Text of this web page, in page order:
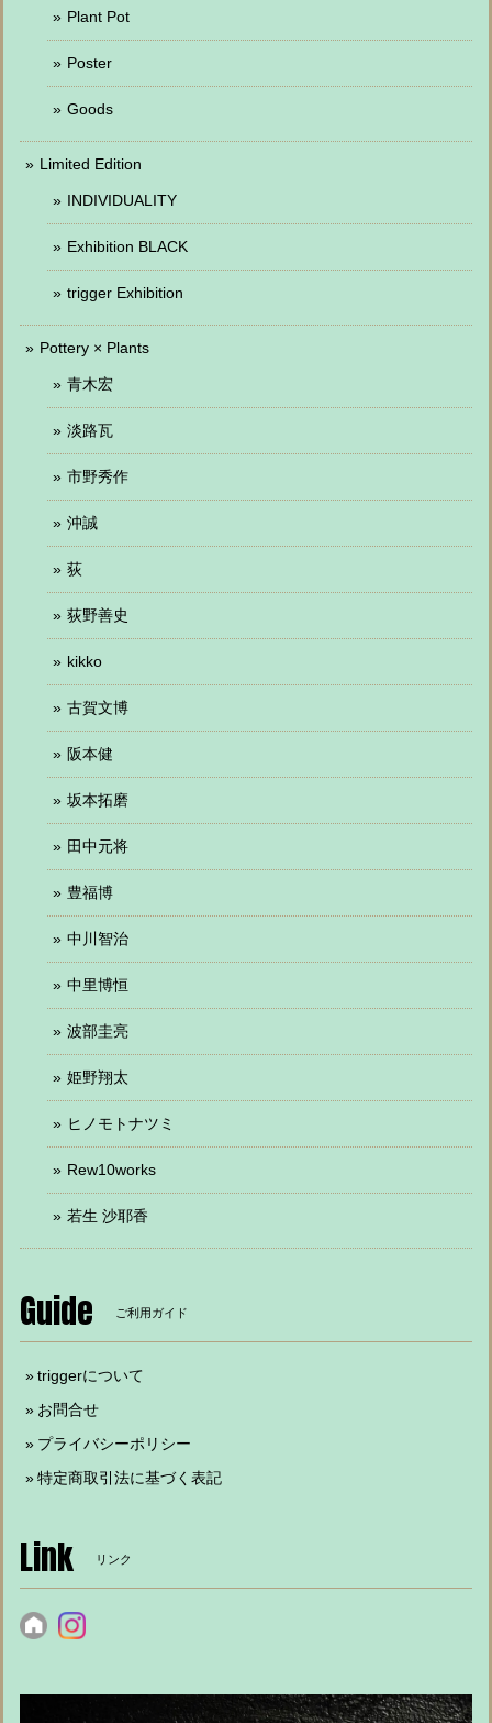
Plant Pot
Poster
Goods
Limited Edition
INDIVIDUALITY
Exhibition BLACK
trigger Exhibition
Pottery × Plants
青木宏
淡路瓦
市野秀作
沖誠
荻
荻野善史
kikko
古賀文博
阪本健
坂本拓磨
田中元将
豊福博
中川智治
中里博恒
波部圭亮
姫野翔太
ヒノモトナツミ
Rew10works
若生 沙耶香
Guide ご利用ガイド
triggerについて
お問合せ
プライバシーポリシー
特定商取引法に基づく表記
Link リンク